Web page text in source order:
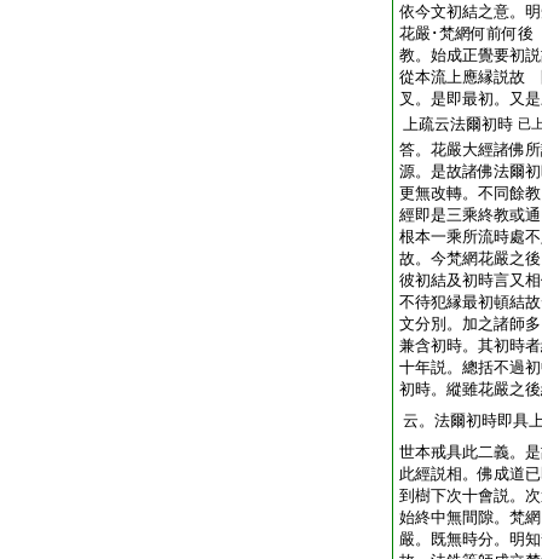
依今文初結之意。
花嚴･梵網何前何
教。始成正覺要初
從本流上應縁説故
叉。是即最初。又
上疏云法爾初時 已
答。花嚴大經諸佛
源。是故諸佛法爾
更無改轉。不同餘
經即是三乘終教或
根本一乘所流時處
故。今梵網花嚴之
彼初結及初時言又
不待犯縁最初頓結
文分別。加之諸師
兼含初時。其初時
十年説。總括不過
初時。縱雖花嚴之
云。法爾初時即具
世本戒具此二義。
此經説相。佛成道
到樹下次十會説。
始終中無間隙。梵
嚴。既無時分。明